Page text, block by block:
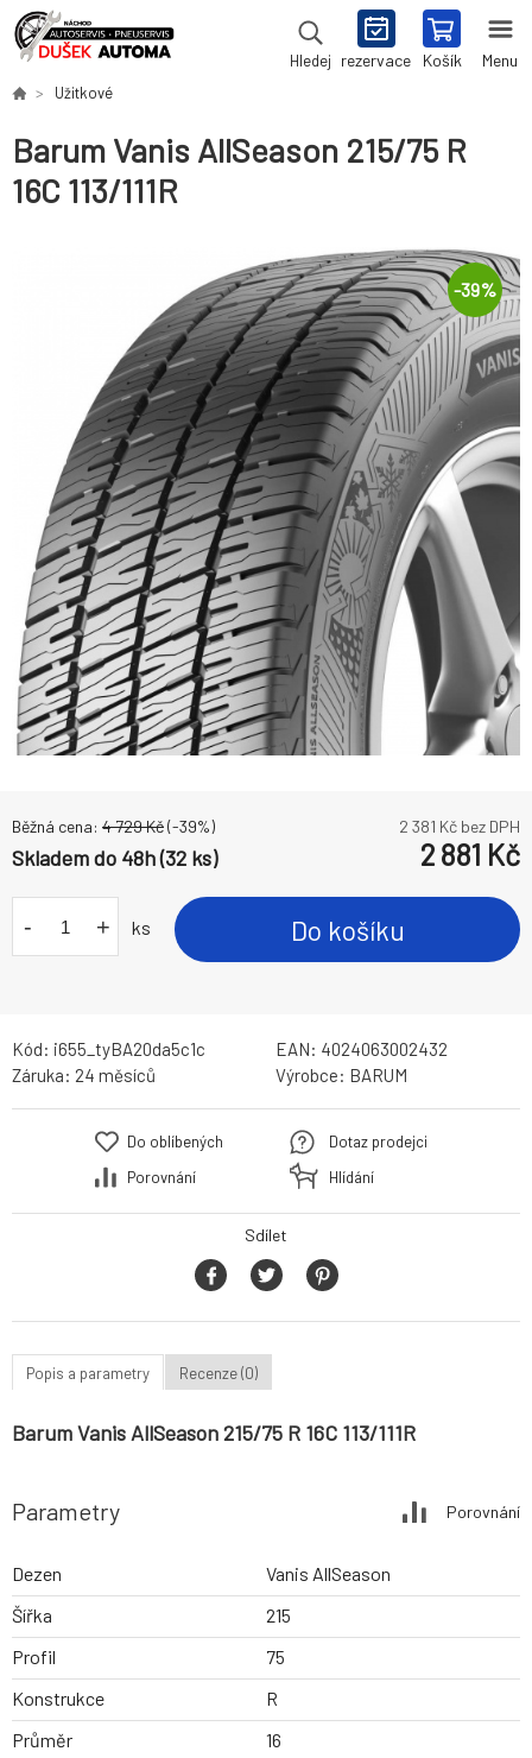
Hledej rezervace Košík Menu
Užitkové
Barum Vanis AllSeason 215/75 R
16C 113/111R
-39%
Běžná cena: 4 729Kč(-39%) 2 381 Kč bez DPH
Skladem do 48h (32 ks) 2 881 Kč
- + ks Do košíku
Kód: i655_tyBA20da5c1c EAN: 4024063002432
Záruka: 24 měsíců Výrobce: BARUM
Do oblíbených
Porovnání
Dotaz prodejci
Hlídání
Sdílet
Popis a parametry Recenze (0)
Barum Vanis AllSeason 215/75 R 16C 113/111R
Parametry Porovnání
Dezen
Vanis AllSeason
Šířka
215
Profil
75
Konstrukce
R
Průměr
16